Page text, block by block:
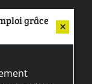
grâce